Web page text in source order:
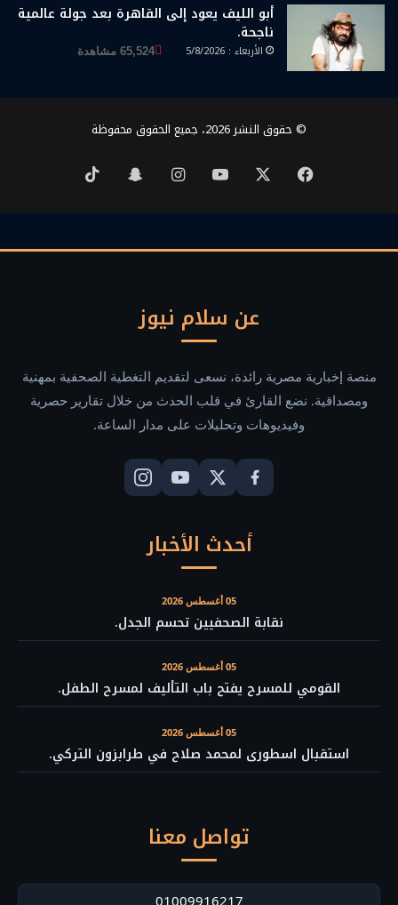
أبو الليف يعود إلى القاهرة بعد جولة عالمية
ناجحة.
الأربعاء : 5/8/2026 65,524 مشاهدة
© حقوق النشر 2026، جميع الحقوق محفوظة
فيسبوك ‫YouTubeانستقرامسناب
عن سلام نيوز
منصة إخبارية مصرية رائدة، نسعى لتقديم التغطية الصحفية بمهنية
ومصداقية. نضع القارئ في قلب الحدث من خلال تقارير حصرية
وفيديوهات وتحليلات على مدار الساعة.
أحدث الأخبار
05 أغسطس 2026
نقابة الصحفيين تحسم الجدل.
05 أغسطس 2026
القومي للمسرح يفتح باب التأليف لمسرح الطفل.
05 أغسطس 2026
استقبال اسطورى لمحمد صلاح في طرابزون التركي.
تواصل معنا
01009916217